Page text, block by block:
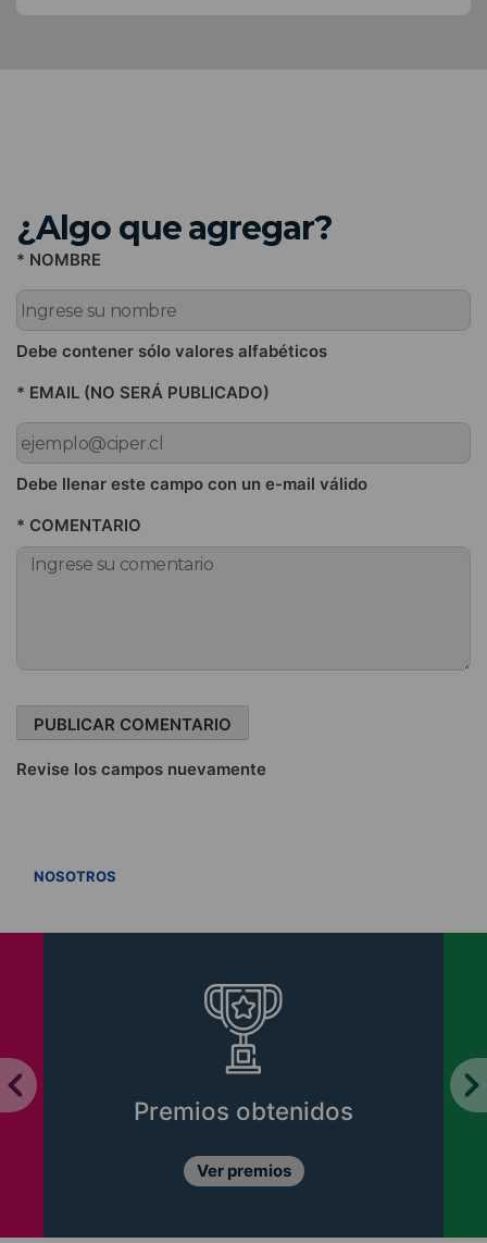
¿Algo que agregar?
* NOMBRE
Debe contener sólo valores alfabéticos
* EMAIL (NO SERÁ PUBLICADO)
Debe llenar este campo con un e-mail válido
* COMENTARIO
Revise los campos nuevamente
NOSOTROS
Premios obtenidos
Ver premios